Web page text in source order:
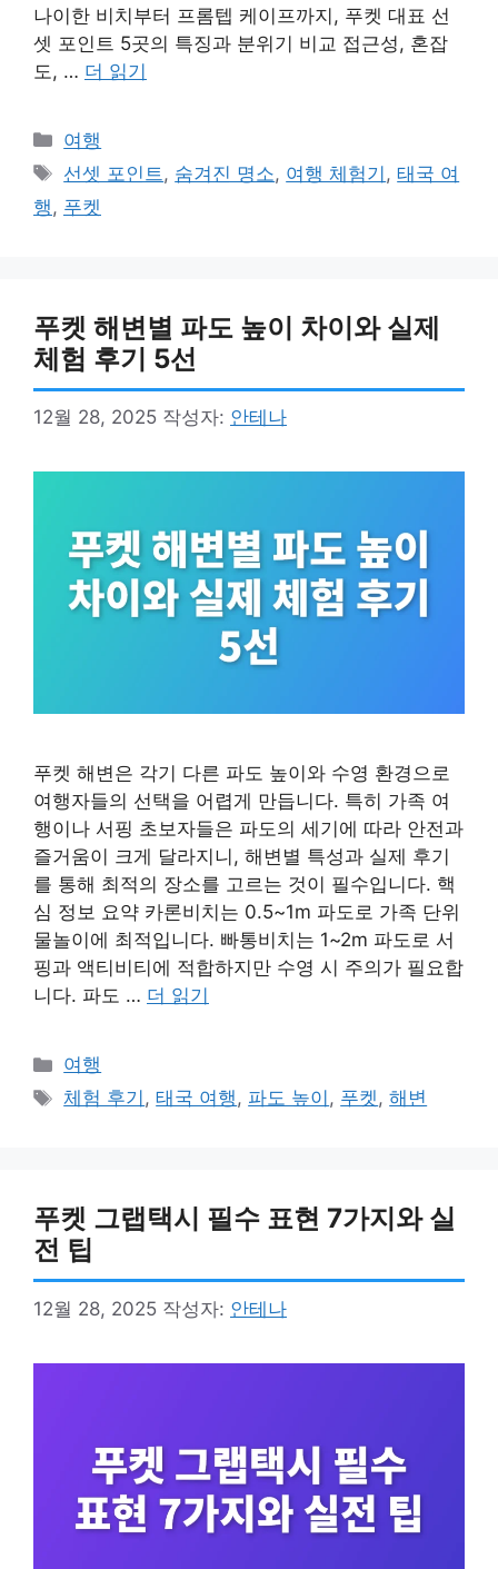
나이한 비치부터 프롬텝 케이프까지, 푸켓 대표 선
셋 포인트 5곳의 특징과 분위기 비교 접근성, 혼잡
도, … 더 읽기
카
테
리
여행
태
그
선셋 포인트 , 숨겨진 명소, 여행 체험기 ,태국 여
행 , 푸켓
푸켓 해변별 파도 높이 차이와 실제
체험 후기 5선
12월 28, 2025 작성자: 안테나
푸켓 해변은 각기 다른 파도 높이와 수영 환경으로
여행자들의 선택을 어렵게 만듭니다. 특히 가족 여
행이나 서핑 초보자들은 파도의 세기에 따라 안전과
즐거움이 크게 달라지니, 해변별 특성과 실제 후기
를 통해 최적의 장소를 고르는 것이 필수입니다. 핵
심 정보 요약 카론비치는 0.5~1m 파도로 가족 단위
물놀이에 최적입니다. 빠통비치는 1~2m 파도로 서
핑과 액티비티에 적합하지만 수영 시 주의가 필요합
니다. 파도 … 더 읽기
카
테
여행
태
체험 후기 ,태국 여행, 파도 높이 , 푸켓,해변
푸켓 그랩택시 필수 표현 7가지와 실
전 팁
12월 28, 2025 작성자: 안테나